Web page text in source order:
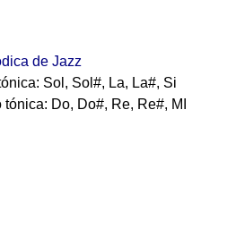
de Jazz
Sol, Sol#, La, La#, Si
Do, Do#, Re, Re#, MI